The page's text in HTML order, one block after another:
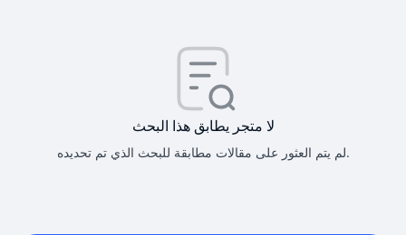
لا متجر يطابق هذا البحث
لم يتم العثور على مقالات مطابقة للبحث الذي تم تحديده.